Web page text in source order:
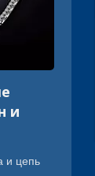
и
и цепь